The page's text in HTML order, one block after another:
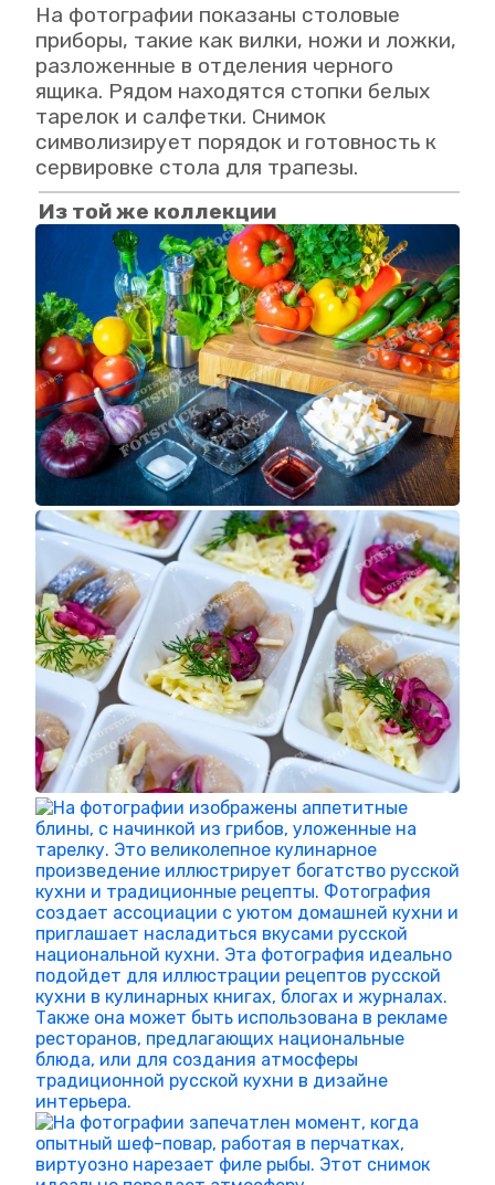
На фотографии показаны столовые
приборы, такие как вилки, ножи и ложки,
разложенные в отделения черного
ящика. Рядом находятся стопки белых
тарелок и салфетки. Снимок
символизирует порядок и готовность к
сервировке стола для трапезы.
Из той же коллекции